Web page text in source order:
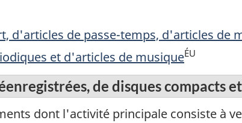
d'articles de passe-temps, d'articles de
et d'articles de musiqueÉU
de disques compacts
dont l'activité principale consiste à